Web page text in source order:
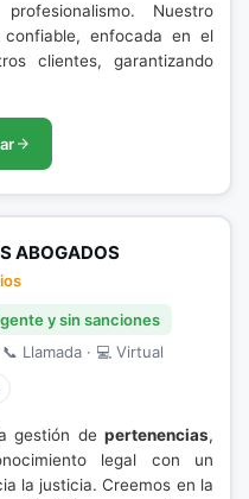
Nuestro
enfocada en el
clientes, garantizando
ABOGADOS
y sin sanciones
Llamada · 💻 Virtual
gestión de pertenencias,
legal con un
la justicia. Creemos en la